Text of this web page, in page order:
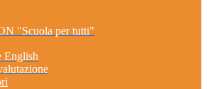
"Scuola per tutti"
English